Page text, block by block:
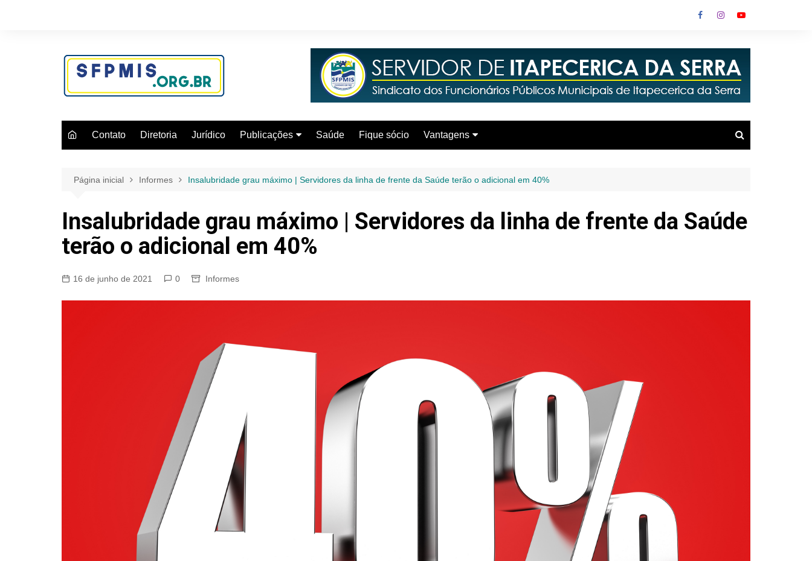
Contato Diretoria Jurídico Publicações Saúde Fique sócio Vantagens
Página inicial Informes Insalubridade grau máximo | Servidores da linha de frente da Saúde terão o adicional em 40%
Insalubridade grau máximo | Servidores da linha de frente da Saúde
terão o adicional em 40%
16 de junho de 2021 0 Informes